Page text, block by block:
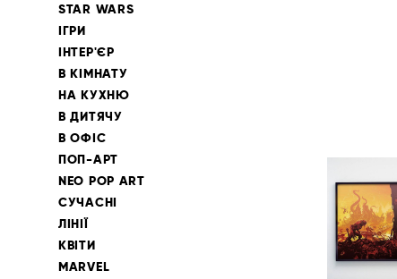
STAR WARS
ІГРИ
ІНТЕР'ЄР
В КІМНАТУ
НА КУХНЮ
В ДИТЯЧУ
В ОФІС
ПОП-АРТ
NEO POP ART
СУЧАСНІ
ЛІНІЇ
КВІТИ
MARVEL